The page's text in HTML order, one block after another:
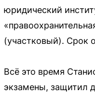
юридический
(участковый). Срок
Всё это время
экзамены, защитил